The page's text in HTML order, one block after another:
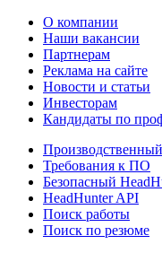
О компании
Наши вакансии
Партнерам
Реклама на сайте
Новости и статьи
Инвесторам
Кандидаты по
Требования к ПО
Безопасный
HeadHunter API
Поиск работы
Поиск по резюме